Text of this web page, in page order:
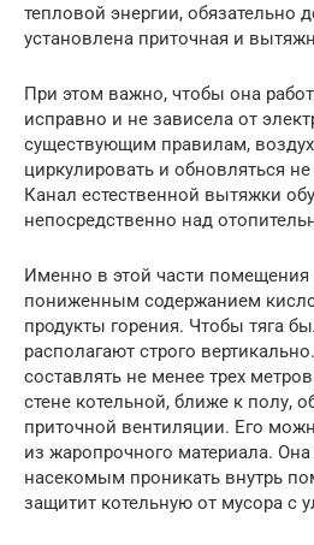
тепловой энергии, обязательно
установлена приточная и
При этом важно, чтобы она
исправно и не зависела от
существующим правилам,
циркулировать и обновляться
Канал естественной вытяжки
непосредственно над
Именно в этой части помещения
пониженным содержанием
продукты горения. Чтобы тяга
располагают строго
составлять не менее трех
стене котельной, ближе к полу,
приточной вентиляции. Его
из жаропрочного материала.
насекомым проникать внутрь
защитит котельную от мусора с